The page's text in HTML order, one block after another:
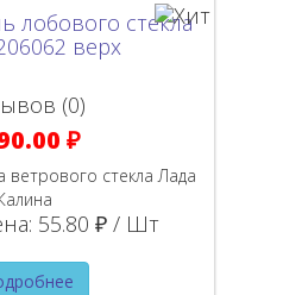
(0)
₽
ветрового стекла Лада
55.80 ₽ / Шт